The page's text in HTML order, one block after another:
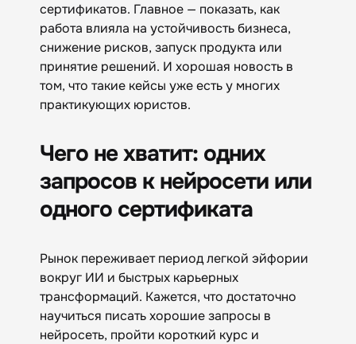
сертификатов. Главное — показать, как
работа влияла на устойчивость бизнеса,
снижение рисков, запуск продукта или
принятие решений. И хорошая новость в
том, что такие кейсы уже есть у многих
практикующих юристов.
Чего не хватит: одних
запросов к нейросети или
одного сертификата
Рынок переживает период легкой эйфории
вокруг ИИ и быстрых карьерных
трансформаций. Кажется, что достаточно
научиться писать хорошие запросы в
нейросеть, пройти короткий курс и